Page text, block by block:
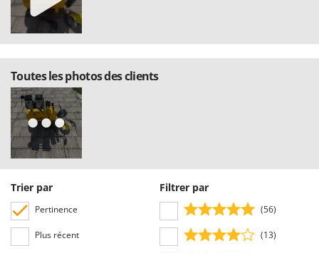
Toutes les photos des clients
Trier par
Pertinence
Plus récent
Filtrer par
(56)
(13)